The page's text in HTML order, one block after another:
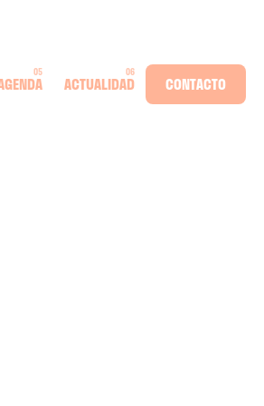
ACTUALIDAD CONTACTO